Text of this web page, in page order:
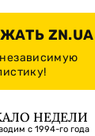
ZN.UA
НЕДЕЛИ
с 1994-го года